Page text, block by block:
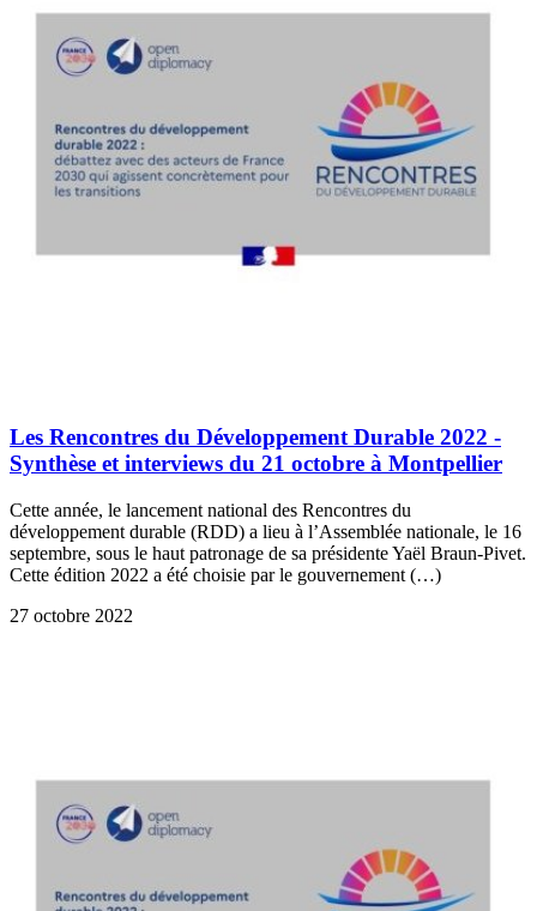
Les Rencontres du Développement Durable 2022 -
Synthèse et interviews du 21 octobre à Montpellier
Cette année, le lancement national des Rencontres du
développement durable (RDD) a lieu à l’Assemblée nationale, le 16
septembre, sous le haut patronage de sa présidente Yaël Braun-Pivet.
Cette édition 2022 a été choisie par le gouvernement (…)
27 octobre 2022